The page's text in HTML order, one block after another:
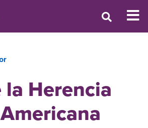
la Herencia